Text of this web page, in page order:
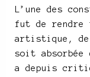
L’une des
fut de rendre
artistique,
soit absorbée
a depuis